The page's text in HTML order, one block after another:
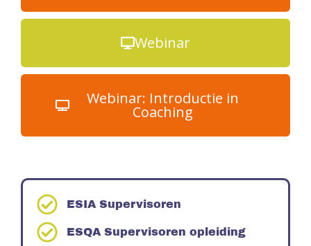
Webinar
Webinar: Introductie in
Coaching
ESIA Supervisoren
ESQA Supervisoren opleiding